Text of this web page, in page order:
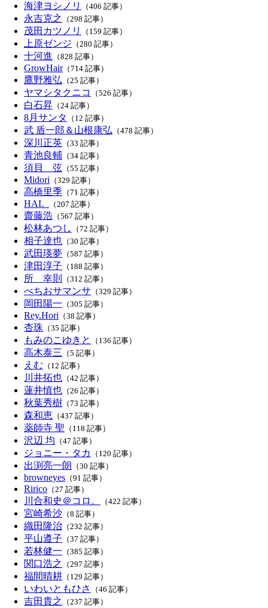
海津ヨシノリ （406 記事）
永吉克之 （298 記事）
茂田カツノリ （159 記事）
上原ゼンジ （280 記事）
十河進 （828 記事）
GrowHair（714 記事）
鷹野雅弘 （25 記事）
ヤマシタクニコ （526 記事）
白石昇 （24 記事）
8月サンタ （12 記事）
武 盾一郎＆山根康弘 （478 記事）
深川正英 （33 記事）
青池良輔 （34 記事）
須貝 弦 （55 記事）
Midori （329 記事）
高橋里季 （71 記事）
HAL_ （207 記事）
齋藤浩 （567 記事）
松林あつし （72 記事）
相子達也 （30 記事）
武田瑛夢 （587 記事）
津田淳子 （188 記事）
所 幸則 （312 記事）
べちおサマンサ （329 記事）
岡田陽一 （305 記事）
Rey.Hori （38 記事）
杏珠 （35 記事）
もみのこゆきと （136 記事）
高木泰三 （5 記事）
えむ （12 記事）
川井拓也 （42 記事）
蓮井慎也 （26 記事）
秋葉秀樹 （73 記事）
森和恵 （437 記事）
薬師寺 聖 （118 記事）
沢辺 均 （47 記事）
ジョニー・タカ （120 記事）
出渕亮一朗 （30 記事）
browneyes （91 記事）
Ririco （27 記事）
川合和史＠コロ。 （422 記事）
宮崎希沙 （8 記事）
織田隆治 （232 記事）
平山遵子 （37 記事）
若林健一 （385 記事）
関口浩之 （297 記事）
福間晴耕 （129 記事）
いわいともひさ （46 記事）
吉田貴之 （237 記事）